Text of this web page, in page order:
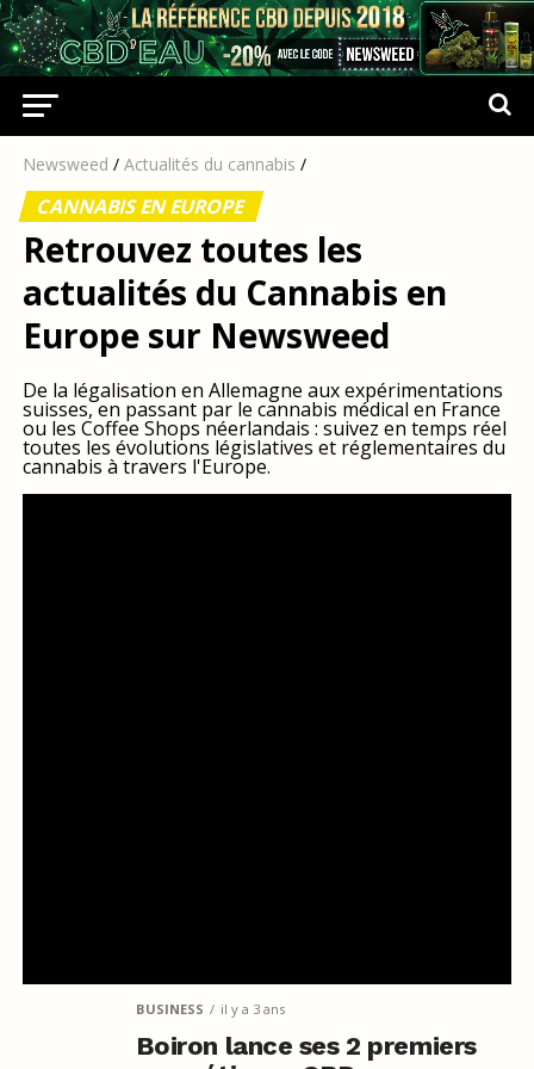
Newsweed / Actualités du cannabis /
CANNABIS EN EUROPE
Retrouvez toutes les
actualités du Cannabis en
Europe sur Newsweed
De la légalisation en Allemagne aux expérimentations
suisses, en passant par le cannabis médical en France
ou les Coffee Shops néerlandais : suivez en temps réel
toutes les évolutions législatives et réglementaires du
cannabis à travers l'Europe.
BUSINESS il y a 3 ans
Boiron lance ses 2 premiers